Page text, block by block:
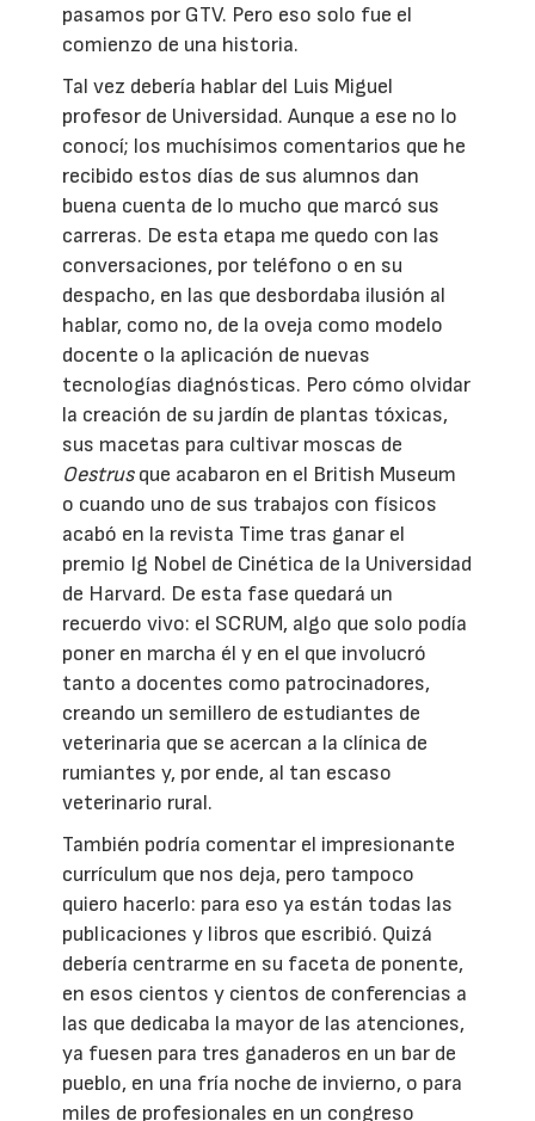
pasamos por GTV. Pero eso solo fue el
comienzo de una historia.
Tal vez debería hablar del Luis Miguel
profesor de Universidad. Aunque a ese no lo
conocí; los muchísimos comentarios que he
recibido estos días de sus alumnos dan
buena cuenta de lo mucho que marcó sus
carreras. De esta etapa me quedo con las
conversaciones, por teléfono o en su
despacho, en las que desbordaba ilusión al
hablar, como no, de la oveja como modelo
docente o la aplicación de nuevas
tecnologías diagnósticas. Pero cómo olvidar
la creación de su jardín de plantas tóxicas,
sus macetas para cultivar moscas de
Oestrusque acabaron en el British Museum
o cuando uno de sus trabajos con físicos
acabó en la revista Time tras ganar el
premio Ig Nobel de Cinética de la Universidad
de Harvard. De esta fase quedará un
recuerdo vivo: el SCRUM, algo que solo podía
poner en marcha él y en el que involucró
tanto a docentes como patrocinadores,
creando un semillero de estudiantes de
veterinaria que se acercan a la clínica de
rumiantes y, por ende, al tan escaso
veterinario rural.
También podría comentar el impresionante
currículum que nos deja, pero tampoco
quiero hacerlo: para eso ya están todas las
publicaciones y libros que escribió. Quizá
debería centrarme en su faceta de ponente,
en esos cientos y cientos de conferencias a
las que dedicaba la mayor de las atenciones,
ya fuesen para tres ganaderos en un bar de
pueblo, en una fría noche de invierno, o para
miles de profesionales en un congreso